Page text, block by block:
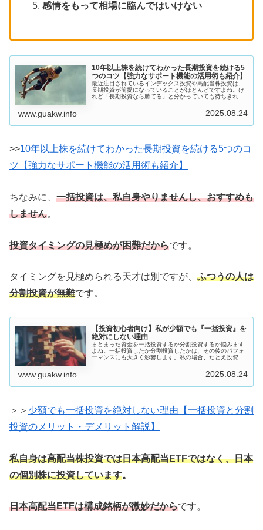
感情をもって相場に臨んではいけない
10年以上株を続けてわかった長期投資を続ける5
つのコツ【強力なサポート機能の活用術も紹介】
最近注目されているインデックス投資や高配当株投資は、
長期投資が前提になっていることがほとんどですよね。け
れど「長期投資なら勝てる」と分かっていても待ちきれ
www.guakw.info 2025.08.24
>>10年以上株を続けてわかった長期投資を続ける5つのコ
ツ【強力なサポート機能の活用術も紹介】
ちなみに、 一括投資は、私自身やりませんし、おすすめも
しません。
投資タイミングの見極めが困難だからです。
タイミングを見極められる天才は別ですが、 ふつうの人は
分割投資が無難です。
【投資初心者向け】私が少額でも『一括投資』を
絶対にしない理由
まとまった資金を一括投資するか分割投資するか悩みます
よね。一括投資したか分割投資したかは、その後のパフォ
ーマンスにも大きく影響します。私の場合、たとえ投資資
www.guakw.info 2025.08.24
＞＞ 少額でも一括投資を絶対しない理由【一括投資と分割
投資のメリット・デメリット解説】
私自身は高配当株投資では日本高配当ETFではなく、日本
の個別株に投資しています。
日本高配当ETFは構成銘柄が微妙だからです。